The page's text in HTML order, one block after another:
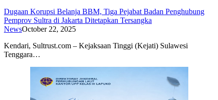
Dugaan Korupsi Belanja BBM, Tiga Pejabat Badan Penghubung
Pemprov Sultra di Jakarta Ditetapkan Tersangka
NewsOctober 22, 2025
Kendari, Sultrust.com – Kejaksaan Tinggi (Kejati) Sulawesi
Tenggara…